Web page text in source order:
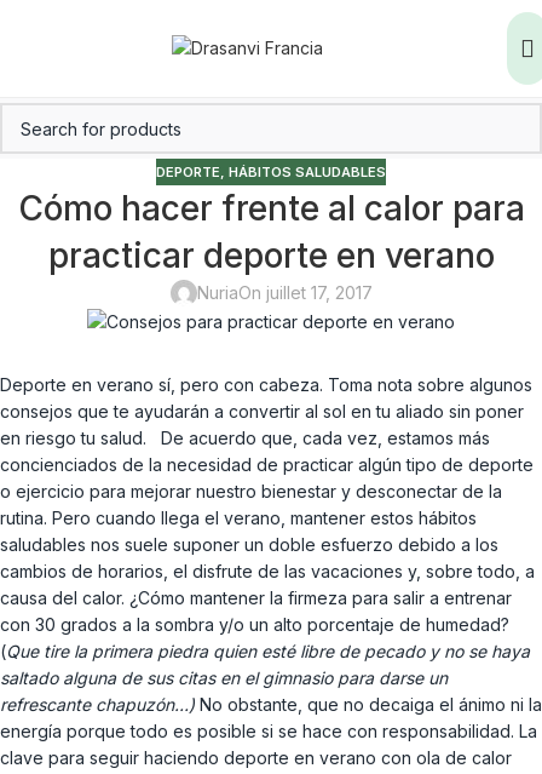
DEPORTE, HÁBITOS SALUDABLES
Cómo hacer frente al calor para
practicar deporte en verano
NuriaOn juillet 17, 2017
Deporte en verano sí, pero con cabeza. Toma nota sobre algunos
consejos que te ayudarán a convertir al sol en tu aliado sin poner
en riesgo tu salud. De acuerdo que, cada vez, estamos más
concienciados de la necesidad de practicar algún tipo de deporte
o ejercicio para mejorar nuestro bienestar y desconectar de la
rutina. Pero cuando llega el verano, mantener estos hábitos
saludables nos suele suponer un doble esfuerzo debido a los
cambios de horarios, el disfrute de las vacaciones y, sobre todo, a
causa del calor. ¿Cómo mantener la firmeza para salir a entrenar
con 30 grados a la sombra y/o un alto porcentaje de humedad?
(Que tire la primera piedra quien esté libre de pecado y no se haya
saltado alguna de sus citas en el gimnasio para darse un
refrescante chapuzón…) No obstante, que no decaiga el ánimo ni la
energía porque todo es posible si se hace con responsabilidad. La
clave para seguir haciendo deporte en verano con ola de calor